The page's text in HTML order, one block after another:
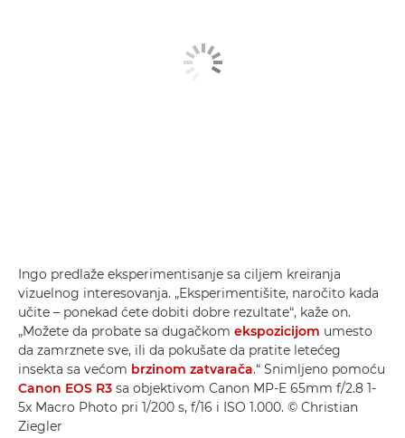
Ingo predlaže eksperimentisanje sa ciljem kreiranja
vizuelnog interesovanja. „Eksperimentišite, naročito kada
učite – ponekad ćete dobiti dobre rezultate“, kaže on.
„Možete da probate sa dugačkom ekspozicijom umesto
da zamrznete sve, ili da pokušate da pratite letećeg
insekta sa većom brzinom zatvarača.“ Snimljeno pomoću
Canon EOS R3 sa objektivom Canon MP-E 65mm f/2.8 1-
5x Macro Photo pri 1/200 s, f/16 i ISO 1.000. © Christian
Ziegler